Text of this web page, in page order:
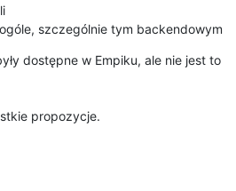
szczególnie tym backendowym
dostępne w Empiku, ale nie jest to
propozycje.